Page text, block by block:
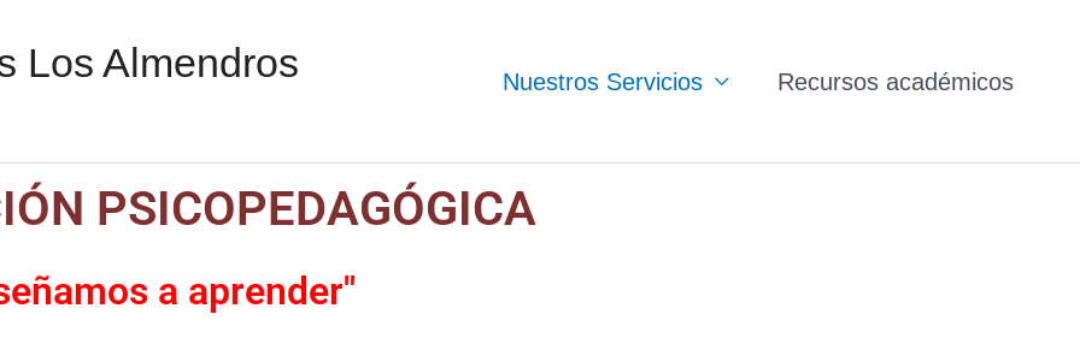
Los Almendros Nuestros Servicios Recursos académicos
PSICOPEDAGÓGICA
a aprender"